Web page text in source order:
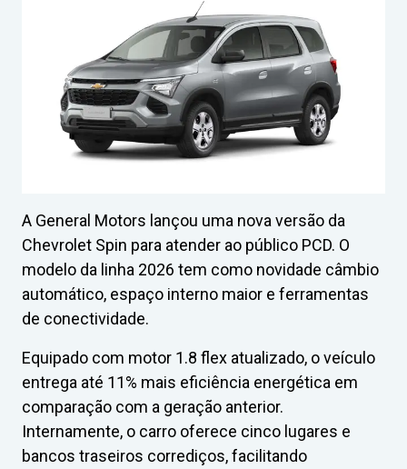
A General Motors lançou uma nova versão da
Chevrolet Spin para atender ao público PCD. O
modelo da linha 2026 tem como novidade câmbio
automático, espaço interno maior e ferramentas
de conectividade.
Equipado com motor 1.8 flex atualizado, o veículo
entrega até 11% mais eficiência energética em
comparação com a geração anterior.
Internamente, o carro oferece cinco lugares e
bancos traseiros corrediços, facilitando